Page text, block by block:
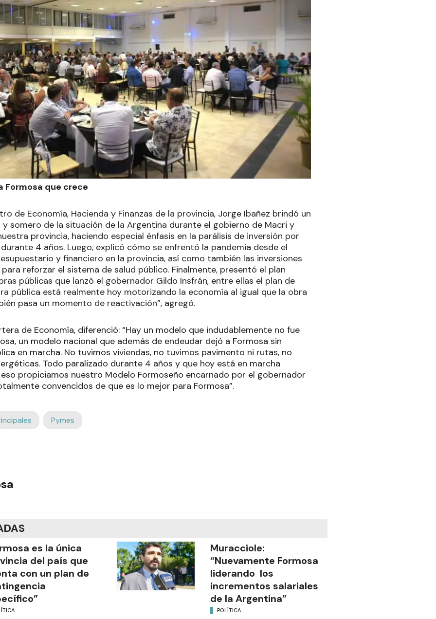
Formosa que crece
de Economía, Hacienda y Finanzas de la provincia, Jorge Ibañez brindó un
somero de la situación de la Argentina durante el gobierno de Macri y
provincia, haciendo especial énfasis en la parálisis de inversión por
4 años. Luego, explicó cómo se enfrentó la pandemia desde el
y financiero en la provincia, así como también las inversiones
reforzar el sistema de salud público. Finalmente, presentó el plan
públicas que lanzó el gobernador Gildo Insfrán, entre ellas el plan de
pública está realmente hoy motorizando la economía al igual que la obra
pasa un momento de reactivación”, agregó.
de Economía, diferenció: “Hay un modelo que indudablemente no fue
un modelo nacional que además de endeudar dejó a Formosa sin
en marcha. No tuvimos viviendas, no tuvimos pavimento ni rutas, no
Todo paralizado durante 4 años y que hoy está en marcha
propiciamos nuestro Modelo Formoseño encarnado por el gobernador
convencidos de que es lo mejor para Formosa”.
Pymes
es la única
del país que
con un plan de
Muracciole:
“Nuevamente Formosa
liderando los
incrementos salariales
de la Argentina”
POLÍTICA